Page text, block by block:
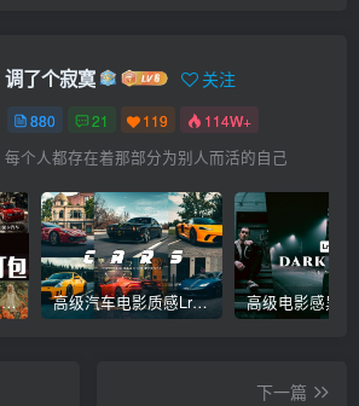
调了个寂寞 关注
880 21 119 114W+
每个人都存在着那部分为别人而活的自己
【全网最全，建议收藏】5万多款Lr顶级调色预设合集，精心整理，分类清晰，摄影师调色师必备素材，够用一辈子！ 高级汽车电影质感Lr调色教程，手机滤镜PS+Lightroom预设下载！
下一篇